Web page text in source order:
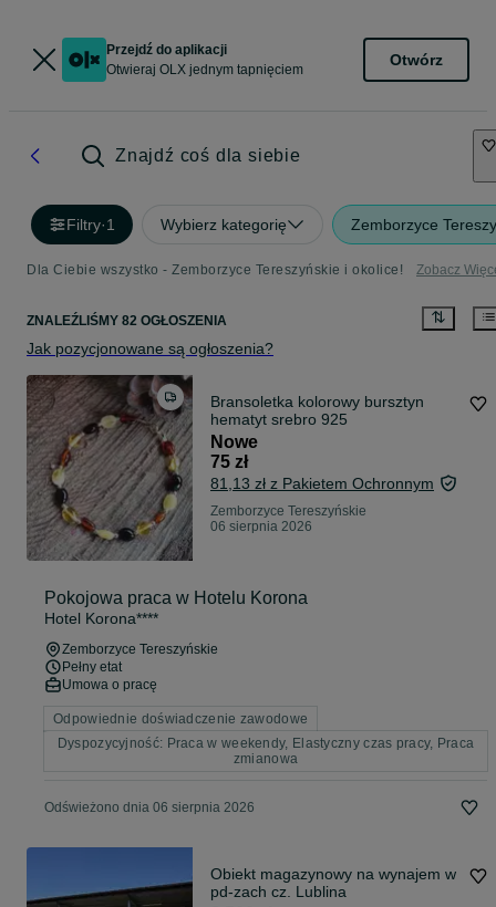
Przejdź do aplikacji
Otwieraj OLX jednym tapnięciem
Otwórz
Znajdź coś dla siebie
Filtry·1 Wybierz kategorię Zemborzyce
Dla Ciebie wszystko - Zemborzyce Tereszyńskie i okolice! Zobacz
ZNALEŹLIŚMY 82 OGŁOSZENIA
Jak pozycjonowane są ogłoszenia?
Bransoletka kolorowy bursztyn
hematyt srebro 925
Nowe
75 zł
81,13 zł z Pakietem Ochronnym
Zemborzyce Tereszyńskie
06 sierpnia 2026
Pokojowa praca w Hotelu Korona
Hotel Korona****
Zemborzyce Tereszyńskie
Pełny etat
Umowa o pracę
Odpowiednie doświadczenie zawodowe
Dyspozycyjność: Praca w weekendy, Elastyczny czas pracy, Praca
zmianowa
Odświeżono dnia 06 sierpnia 2026
Obiekt magazynowy na wynajem w
pd-zach cz. Lublina